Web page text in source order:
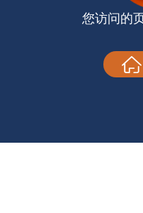
您访问的